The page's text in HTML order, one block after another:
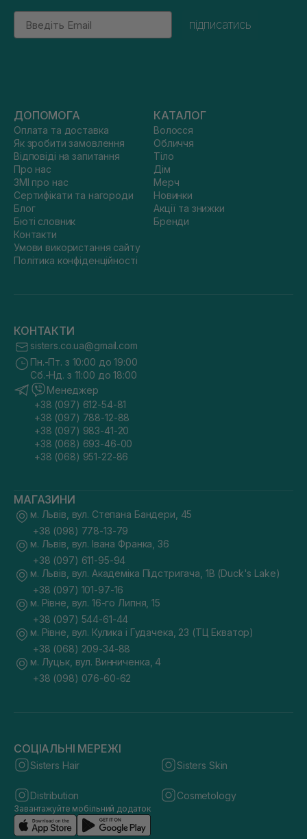
Email
підписатись
ДОПОМОГА
Оплата та доставка
Як зробити замовлення
Відповіді на запитання
Про нас
ЗМІ про нас
Сертифікати та нагороди
Блог
Бюті словник
Контакти
Умови використання сайту
Політика конфіденційності
КАТАЛОГ
Волосся
Обличчя
Тіло
Дім
Мерч
Новинки
Акції та знижки
Бренди
КОНТАКТИ
sisters.co.ua@gmail.com
Пн.-Пт. з 10:00 до 19:00
Сб.-Нд. з 11:00 до 18:00
Менеджер
+38 (097) 612-54-81
+38 (097) 788-12-88
+38 (097) 983-41-20
+38 (068) 693-46-00
+38 (068) 951-22-86
МАГАЗИНИ
м. Львів, вул. Степана Бандери, 45
+38 (098) 778-13-79
м. Львів, вул. Івана Франка, 36
+38 (097) 611-95-94
м. Львів, вул. Академіка Підстригача, 1В (Duck's Lake)
+38 (097) 101-97-16
м. Рівне, вул. 16-го Липня, 15
+38 (097) 544-61-44
м. Рівне, вул. Кулика і Гудачека, 23 (ТЦ Екватор)
+38 (068) 209-34-88
м. Луцьк, вул. Винниченка, 4
+38 (098) 076-60-62
СОЦІАЛЬНІ МЕРЕЖІ
Sisters Hair Sisters Skin
Distribution Cosmetology
Завантажуйте мобільний додаток